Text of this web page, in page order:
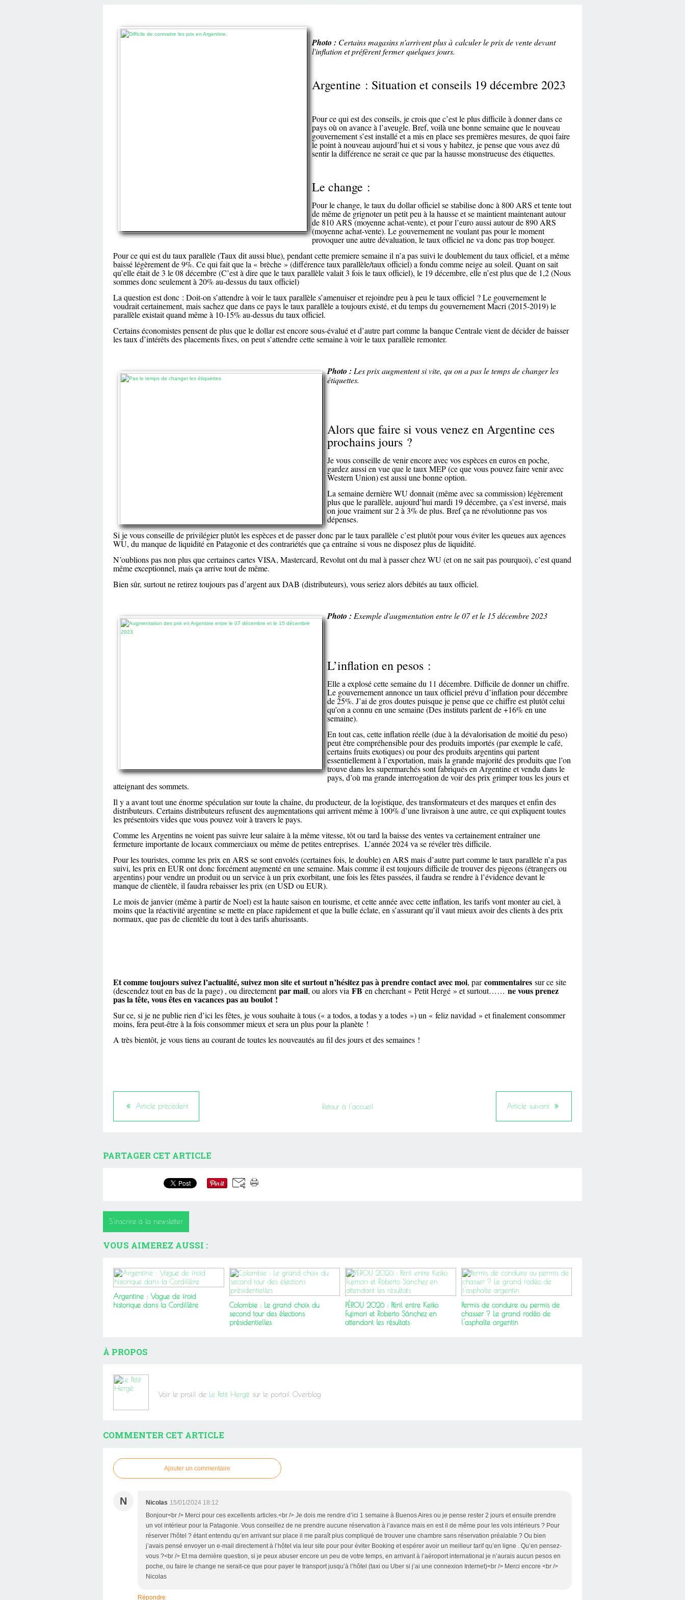
Photo : Certains magasins n'arrivent plus à calculer le prix de vente devant
l'inflation et préfèrent fermer quelques jours.
Argentine : Situation et conseils 19 décembre 2023
Pour ce qui est des conseils, je crois que c’est le plus difficile à donner dans ce
pays où on avance à l’aveugle. Bref, voilà une bonne semaine que le nouveau
gouvernement s’est installé et a mis en place ses premières mesures, de quoi faire
le point à nouveau aujourd’hui et si vous y habitez, je pense que vous avez dû
sentir la différence ne serait ce que par la hausse monstrueuse des étiquettes.
Le change :
Pour le change, le taux du dollar officiel se stabilise donc à 800 ARS et tente tout
de même de grignoter un petit peu à la hausse et se maintient maintenant autour
de 810 ARS (moyenne achat-vente), et pour l’euro aussi autour de 890 ARS
(moyenne achat-vente). Le gouvernement ne voulant pas pour le moment
provoquer une autre dévaluation, le taux officiel ne va donc pas trop bouger.
Pour ce qui est du taux parallèle (Taux dit aussi blue), pendant cette premiere semaine il n’a pas suivi le doublement du taux officiel, et a même
baissé légèrement de 9%. Ce qui fait que la « brèche » (différence taux parallèle/taux officiel) a fondu comme neige au soleil. Quant on sait
qu’elle était de 3 le 08 décembre (C’est à dire que le taux parallèle valait 3 fois le taux officiel), le 19 décembre, elle n’est plus que de 1,2 (Nous
sommes donc seulement à 20% au-dessus du taux officiel)
La question est donc : Doit-on s’attendre à voir le taux parallèle s’amenuiser et rejoindre peu à peu le taux officiel ? Le gouvernement le
voudrait certainement, mais sachez que dans ce pays le taux parallèle a toujours existé, et du temps du gouvernement Macri (2015-2019) le
parallèle existait quand même à 10-15% au-dessus du taux officiel.
Certains économistes pensent de plus que le dollar est encore sous-évalué et d’autre part comme la banque Centrale vient de décider de baisser
les taux d’intérêts des placements fixes, on peut s’attendre cette semaine à voir le taux parallèle remonter.
Photo : Les prix augmentent si vite, qu on a pas le temps de changer les
étiquettes.
Alors que faire si vous venez en Argentine ces
prochains jours ?
Je vous conseille de venir encore avec vos espèces en euros en poche,
gardez aussi en vue que le taux MEP (ce que vous pouvez faire venir avec
Western Union) est aussi une bonne option.
La semaine dernière WU donnait (même avec sa commission) légèrement
plus que le parallèle, aujourd’hui mardi 19 décembre, ça s’est inversé, mais
on joue vraiment sur 2 à 3% de plus. Bref ça ne révolutionne pas vos
dépenses.
Si je vous conseille de privilégier plutôt les espèces et de passer donc par le taux parallèle c’est plutôt pour vous éviter les queues aux agences
WU, du manque de liquidité en Patagonie et des contrariétés que ça entraîne si vous ne disposez plus de liquidité.
N’oublions pas non plus que certaines cartes VISA, Mastercard, Revolut ont du mal à passer chez WU (et on ne sait pas pourquoi), c’est quand
même exceptionnel, mais ça arrive tout de même.
Bien sûr, surtout ne retirez toujours pas d’argent aux DAB (distributeurs), vous seriez alors débités au taux officiel.
Photo : Exemple d'augmentation entre le 07 et le 15 décembre 2023
L’inflation en pesos :
Elle a explosé cette semaine du 11 décembre. Difficile de donner un chiffre.
Le gouvernement annonce un taux officiel prévu d’inflation pour décembre
de 25%. J’ai de gros doutes puisque je pense que ce chiffre est plutôt celui
qu’on a connu en une semaine (Des instituts parlent de +16% en une
semaine).
En tout cas, cette inflation réelle (due à la dévalorisation de moitié du peso)
peut être compréhensible pour des produits importés (par exemple le café,
certains fruits exotiques) ou pour des produits argentins qui partent
essentiellement à l’exportation, mais la grande majorité des produits que l’on
trouve dans les supermarchés sont fabriqués en Argentine et vendu dans le
pays, d’où ma grande interrogation de voir des prix grimper tous les jours et
atteignant des sommets.
Il y a avant tout une énorme spéculation sur toute la chaîne, du producteur, de la logistique, des transformateurs et des marques et enfin des
distributeurs. Certains distributeurs refusent des augmentations qui arrivent même à 100% d’une livraison à une autre, ce qui expliquent toutes
les présentoirs vides que vous pouvez voir à travers le pays.
Comme les Argentins ne voient pas suivre leur salaire à la même vitesse, tôt ou tard la baisse des ventes va certainement entraîner une
fermeture importante de locaux commerciaux ou même de petites entreprises. L’année 2024 va se révéler très difficile.
Pour les touristes, comme les prix en ARS se sont envolés (certaines fois, le double) en ARS mais d’autre part comme le taux parallèle n’a pas
suivi, les prix en EUR ont donc forcément augmenté en une semaine. Mais comme il est toujours difficile de trouver des pigeons (étrangers ou
argentins) pour vendre un produit ou un service à un prix exorbitant, une fois les fêtes passées, il faudra se rendre à l’évidence devant le
manque de clientèle, il faudra rebaisser les prix (en USD ou EUR).
Le mois de janvier (même à partir de Noel) est la haute saison en tourisme, et cette année avec cette inflation, les tarifs vont monter au ciel, à
moins que la réactivité argentine se mette en place rapidement et que la bulle éclate, en s’assurant qu’il vaut mieux avoir des clients à des prix
normaux, que pas de clientèle du tout à des tarifs ahurissants.
Et comme toujours suivez l’actualité, suivez mon site et surtout n’hésitez pas à prendre contact avec moi, parcommentaires sur ce site
(descendez tout en bas de la page) , ou directementpar mail, ou alors via FB en cherchant « Petit Hergé » et surtout…… ne vous prenez
pas la tête, vous êtes en vacances pas au boulot !
Sur ce, si je ne publie rien d’ici les fêtes, je vous souhaite à tous (« a todos, a todas y a todes ») un « feliz navidad » et finalement consommer
moins, fera peut-être à la fois consommer mieux et sera un plus pour la planète !
A très bientôt, je vous tiens au courant de toutes les nouveautés au fil des jours et des semaines !
Article précédent Article suivant
Retour à l'accueil
PARTAGER CET ARTICLE
S'inscrire à la newsletter
VOUS AIMEREZ AUSSI :
Argentine : Vague de froid
historique dans la Cordillère
Colombie : Le grand choix du
second tour des élections
présidentielles
PÉROU 2026 : Péril entre Keiko
Fujimori et Roberto Sánchez en
attendant les résultats
Permis de conduire ou permis de
chasser ? Le grand rodéo de
l'asphalte argentin
À PROPOS
Voir le profil de Le Petit Hergé sur le portail Overblog
COMMENTER CET ARTICLE
Ajouter un commentaire
N Nicolas 15/01/2024 18:12
Bonjour<br /> Merci pour ces excellents articles.<br /> Je dois me rendre d’ici 1 semaine à Buenos Aires ou je pense rester 2 jours et ensuite prendre
un vol intérieur pour la Patagonie. Vous conseillez de ne prendre aucune réservation à l’avance mais en est il de même pour les vols intérieurs ? Pour
réserver l'hôtel ? étant entendu qu’en arrivant sur place il me paraît plus compliqué de trouver une chambre sans réservation préalable ? Ou bien
j’avais pensé envoyer un e-mail directement à l’hôtel via leur site pour pour éviter Booking et espérer avoir un meilleur tarif qu’en ligne . Qu’en pensez-
vous ?<br /> Et ma dernière question, si je peux abuser encore un peu de votre temps, en arrivant à l’aéroport international je n’aurais aucun pesos en
poche, ou faire le change ne serait-ce que pour payer le transport jusqu’à l’hôtel (taxi ou Uber si j’ai une connexion Internet)<br /> Merci encore <br />
Nicolas
Répondre